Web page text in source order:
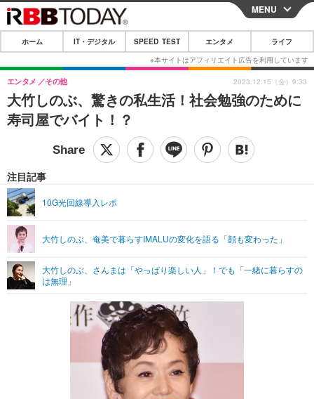
CLOSE
ホーム
IT・デジタル
IT・デジタルTOP スマートフォン
ショッピング その他
SPEED TEST
エンタメTOP 映画・ドラマ
グラビア ブログ
ショッピング その他
ライフTOP
リリース一覧
プッシュ通知の停止方法
MENU
ホーム IT・デジタル SPEED TEST エンタメ ライフ
大竹しのぶ、驚きの私生活！社会勉強のために
寿司屋でバイト！？
エンタメ その他
注目記事
10G光回線導入レポ
大竹しのぶ、奄美で暮らすIMALUの変化を語る「顔も変わった」
大竹しのぶ、さんまは「やっぱり楽しい人」！でも「一緒に暮らすの
は無理」
2023.12.15（金）9:33